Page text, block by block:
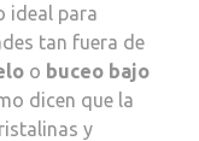
ideal para
tan fuera de
o buceo bajo
dicen que la
y